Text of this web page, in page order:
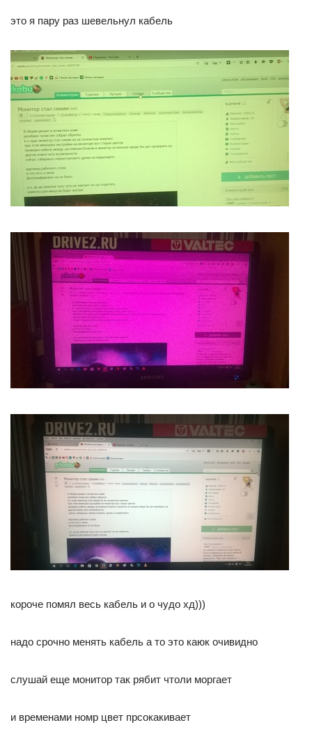
это я пару раз шевельнул кабель
короче помял весь кабель и о чудо хд)))
надо срочно менять кабель а то это каюк очивидно
слушай еще монитор так рябит чтоли моргает
и временами номр цвет прсокакивает